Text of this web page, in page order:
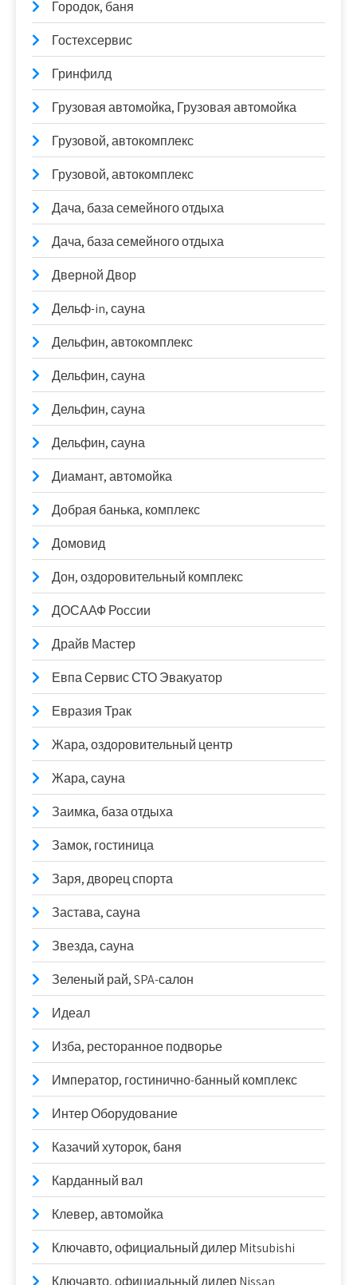
Городок, баня
Гостехсервис
Гринфилд
Грузовая автомойка, Грузовая автомойка
Грузовой, автокомплекс
Грузовой, автокомплекс
Дача, база семейного отдыха
Дача, база семейного отдыха
Дверной Двор
Дельф-in, сауна
Дельфин, автокомплекс
Дельфин, сауна
Дельфин, сауна
Дельфин, сауна
Диамант, автомойка
Добрая банька, комплекс
Домовид
Дон, оздоровительный комплекс
ДОСААФ России
Драйв Мастер
Евпа Сервис СТО Эвакуатор
Евразия Трак
Жара, оздоровительный центр
Жара, сауна
Заимка, база отдыха
Замок, гостиница
Заря, дворец спорта
Застава, сауна
Звезда, сауна
Зеленый рай, SPA-салон
Идеал
Изба, ресторанное подворье
Император, гостинично-банный комплекс
Интер Оборудование
Казачий хуторок, баня
Карданный вал
Клевер, автомойка
Ключавто, официальный дилер Mitsubishi
Ключавто, официальный дилер Nissan